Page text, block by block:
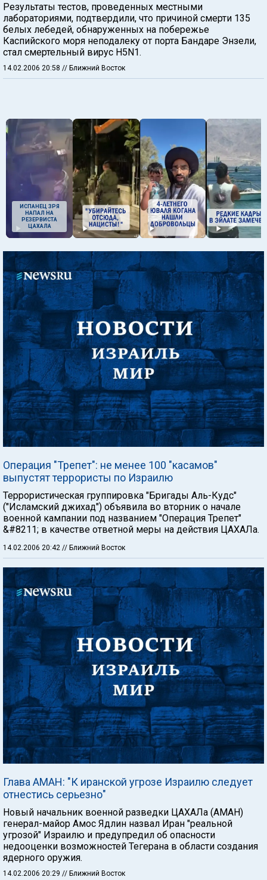
Результаты тестов, проведенных местными
лабораториями, подтвердили, что причиной смерти 135
белых лебедей, обнаруженных на побережье
Каспийского моря неподалеку от порта Бандаре Энзели,
стал смертельный вирус H5N1.
14.02.2006 20:58 // Ближний Восток
ИСПАНЕЦ ЗРЯ
НАПАЛ НА
РЕЗЕРВИСТА
ЦАХАЛА
Операция "Трепет": не менее 100 "касамов"
выпустят террористы по Израилю
Террористическая группировка "Бригады Аль-Кудс"
("Исламский джихад") объявила во вторник о начале
военной кампании под названием "Операция Трепет"
&#8211; в качестве ответной меры на действия ЦАХАЛа.
14.02.2006 20:42 // Ближний Восток
Глава АМАН: "К иранской угрозе Израилю следует
отнестись серьезно"
Новый начальник военной разведки ЦАХАЛа (АМАН)
генерал-майор Амос Ядлин назвал Иран "реальной
угрозой" Израилю и предупредил об опасности
недооценки возможностей Тегерана в области создания
ядерного оружия.
14.02.2006 20:29 // Ближний Восток